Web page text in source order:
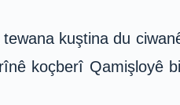
kuştina du
koçberî Qamişloyê